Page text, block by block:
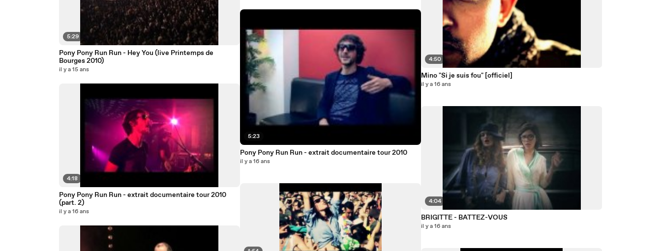
5:29
Pony Pony Run Run - Hey You (live Printemps de
Bourges 2010)
il y a 15 ans
4:18
Pony Pony Run Run - extrait documentaire tour 2010
(part. 2)
il y a 16 ans
5:23
Pony Pony Run Run - extrait documentaire tour 2010
il y a 16 ans
4:50
Mino "Si je suis fou" [officiel]
il y a 16 ans
4:04
BRIGITTE - BATTEZ-VOUS
il y a 16 ans